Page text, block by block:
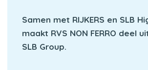
Samen met RIJKERS en SLB
maakt RVS NON FERRO deel
SLB Group.